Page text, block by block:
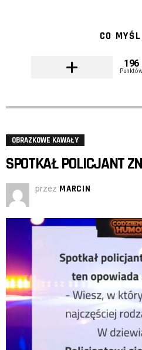
CO
196
OBRAZKOWE KAWAŁY
SPOTKAŁ POLICJANT
przez MARCIN